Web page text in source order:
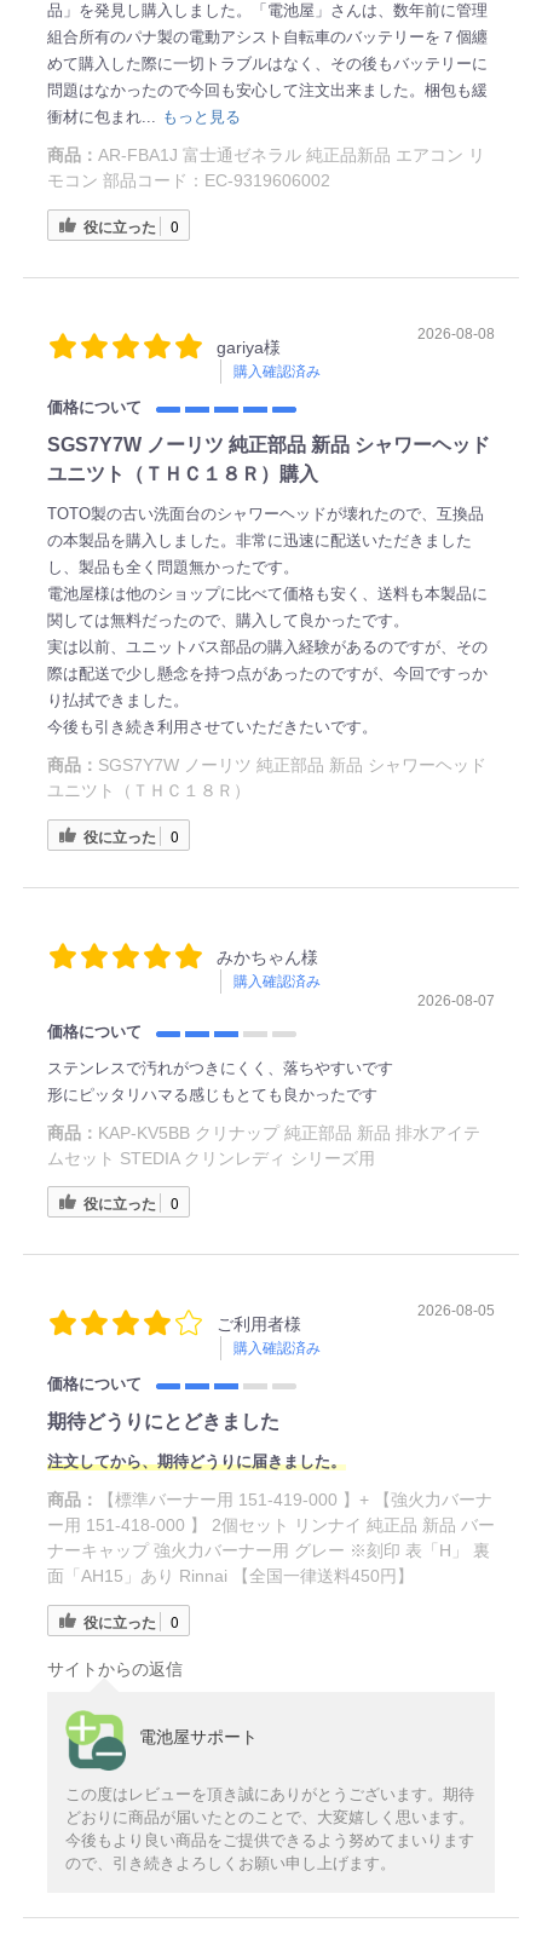
品」を発見し購入しました。「電池屋」さんは、数年前に管理
組合所有のパナ製の電動アシスト自転車のバッテリーを７個纏
めて購入した際に一切トラブルはなく、その後もバッテリーに
問題はなかったので今回も安心して注文出来ました。梱包も緩
衝材に包まれ... もっと見る
商品： AR-FBA1J 富士通ゼネラル 純正品新品 エアコン リ
モコン 部品コード：EC-9319606002
役に立った 0
gariya様
購入確認済み
2026-08-08
価格について
SGS7Y7W ノーリツ 純正部品 新品 シャワーヘッド
ユニツト（ＴＨＣ１８Ｒ）購入
TOTO製の古い洗面台のシャワーヘッドが壊れたので、互換品
の本製品を購入しました。非常に迅速に配送いただきました
し、製品も全く問題無かったです。
電池屋様は他のショップに比べて価格も安く、送料も本製品に
関しては無料だったので、購入して良かったです。
実は以前、ユニットバス部品の購入経験があるのですが、その
際は配送で少し懸念を持つ点があったのですが、今回ですっか
り払拭できました。
今後も引き続き利用させていただきたいです。
商品： SGS7Y7W ノーリツ 純正部品 新品 シャワーヘッド
ユニツト（ＴＨＣ１８Ｒ）
役に立った 0
みかちゃん様
購入確認済み
2026-08-07
価格について
ステンレスで汚れがつきにくく、落ちやすいです
形にピッタリハマる感じもとても良かったです
商品： KAP-KV5BB クリナップ 純正部品 新品 排水アイテ
ムセット STEDIA クリンレディ シリーズ用
役に立った 0
ご利用者様
購入確認済み
2026-08-05
価格について
期待どうりにとどきました
注文してから、期待どうりに届きました。
商品：
【標準バーナー用 151-419-000 】+ 【強火力バーナ
ー用 151-418-000 】 2個セット リンナイ 純正品 新品 バー
ナーキャップ 強火力バーナー用 グレー ※刻印 表「H」 裏
面「AH15」あり Rinnai 【全国一律送料450円】
役に立った 0
サイトからの返信
電池屋サポート
この度はレビューを頂き誠にありがとうございます。期待
どおりに商品が届いたとのことで、大変嬉しく思います。
今後もより良い商品をご提供できるよう努めてまいります
ので、引き続きよろしくお願い申し上げます。